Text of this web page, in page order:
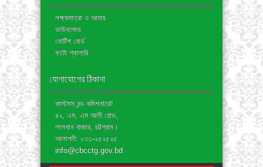
লক্ষ্যমাত্রা ও আদায়
ডাউনলোড
নোটিশ বোর্ড
ফটো গ্যালারি
যোগাযোগের ঠিকানা
কাস্টমস বন্ড কমিশনারেট
৪২, এম, এম আলী রোড,
লালখান বাজার, চট্টগ্রাম।
আলাপনী: ০৩১-২৫২৫২৫
info@cbcctg.gov.bd